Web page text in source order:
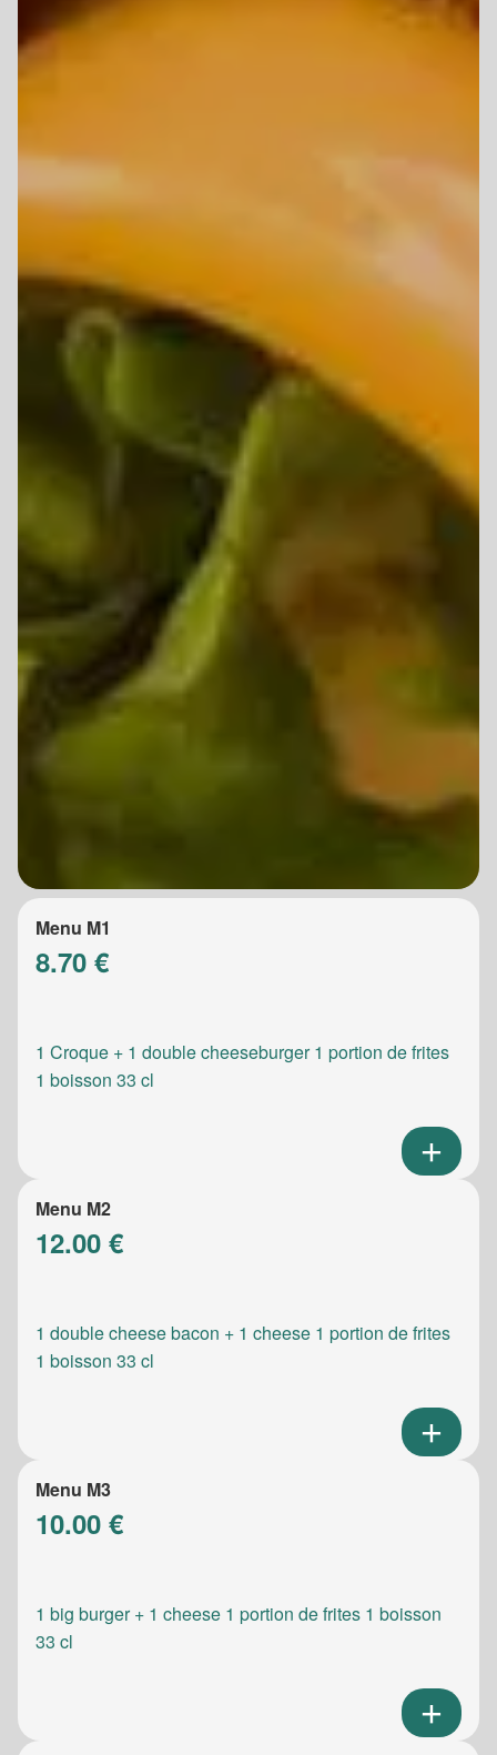
Menu M1
8.70 €
1 Croque + 1 double cheeseburger 1 portion de frites
1 boisson 33 cl
Menu M2
12.00 €
1 double cheese bacon + 1 cheese 1 portion de frites
1 boisson 33 cl
Menu M3
10.00 €
1 big burger + 1 cheese 1 portion de frites 1 boisson
33 cl